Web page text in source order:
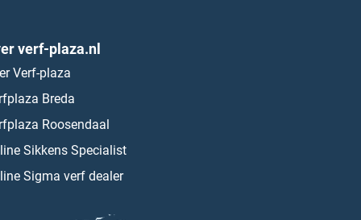
verf-plaza.nl
Verf-plaza
Breda
Roosendaal
Sikkens Specialist
Sigma verf dealer